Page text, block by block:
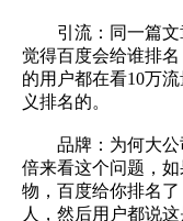
引流：同一篇文
觉得百度会给谁排
的用户都在看10万
义排名的。
品牌：为何大公
倍来看这个问题，
物，百度给你排名
人，然后用户都说